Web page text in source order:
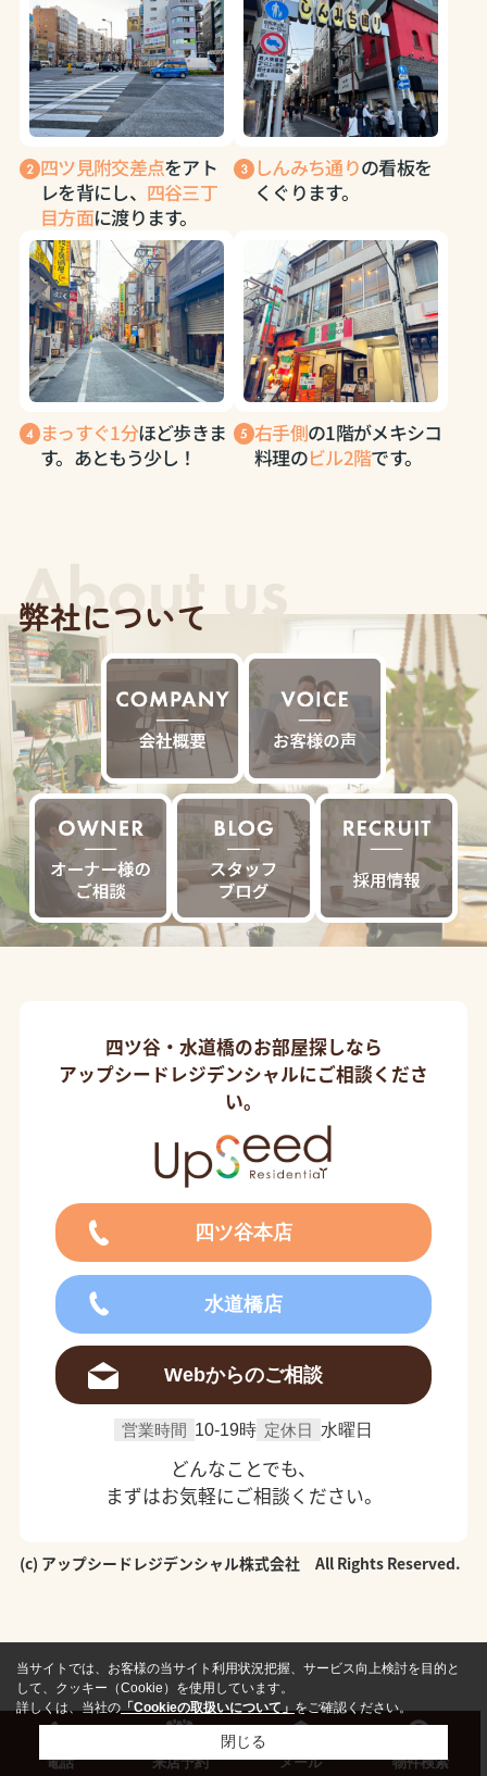
四ツ見附交差点をアト
レを背にし、 四谷三丁
目方面に渡ります。
しんみち通りの看板を
くぐります。
まっすぐ1分ほど歩きま
す。あともう少し！
右手側の1階がメキシコ
料理のビル2階です。
弊社について
四ツ谷・水道橋のお部屋探しなら
アップシードレジデンシャルにご相談くださ
い。
四ツ谷本店
水道橋店
Webからのご相談
営業時間 10-19時 定休日 水曜日
どんなことでも、
まずはお気軽にご相談ください。
(c) アップシードレジデンシャル株式会社 All Rights Reserved.
電話 来店予約 メール 物件検索
当サイトでは、お客様の当サイト利用状況把握、サービス向上検討を目的と
して、クッキー（Cookie）を使用しています。
詳しくは、当社の 「Cookieの取扱いについて」 をご確認ください。
閉じる